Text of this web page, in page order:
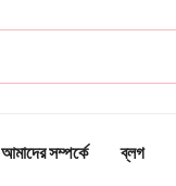
আমাদের সম্পর্কে ব্লগ